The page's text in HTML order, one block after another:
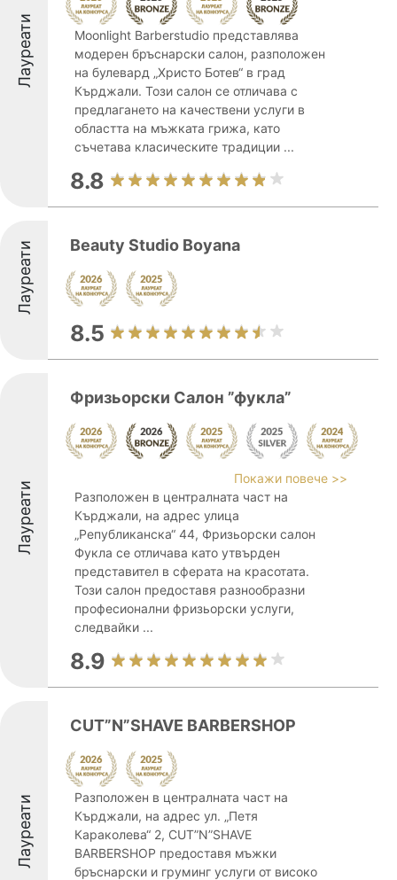
Лауреати
Moonlight Barberstudio представлява
модерен бръснарски салон, разположен
на булевард „Христо Ботев“ в град
Кърджали. Този салон се отличава с
предлагането на качествени услуги в
областта на мъжката грижа, като
съчетава класическите традиции ...
8.8
Лауреати Beauty Studio Boyana
8.5
Лауреати
Фризьорски Салон ”фукла”
Покажи повече >>
Разположен в централната част на
Кърджали, на адрес улица
„Републиканска“ 44, Фризьорски салон
Фукла се отличава като утвърден
представител в сферата на красотата.
Този салон предоставя разнообразни
професионални фризьорски услуги,
следвайки ...
8.9
Лауреати
CUT”N”SHAVE BARBERSHOP
Разположен в централната част на
Кърджали, на адрес ул. „Петя
Караколева“ 2, CUT”N”SHAVE
BARBERSHOP предоставя мъжки
бръснарски и груминг услуги от високо